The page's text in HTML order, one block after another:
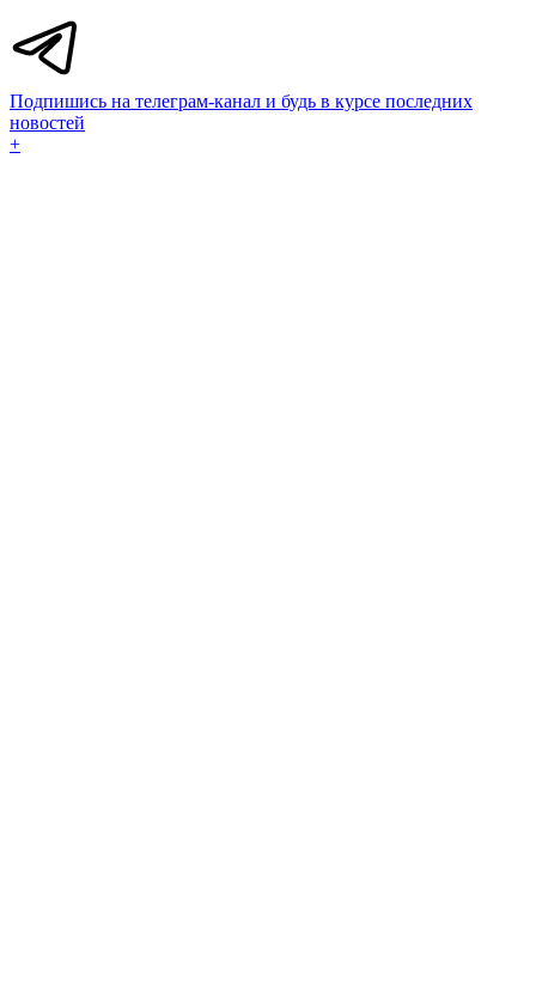
Подпишись на телеграм-канал и будь в курсе последних
новостей
+